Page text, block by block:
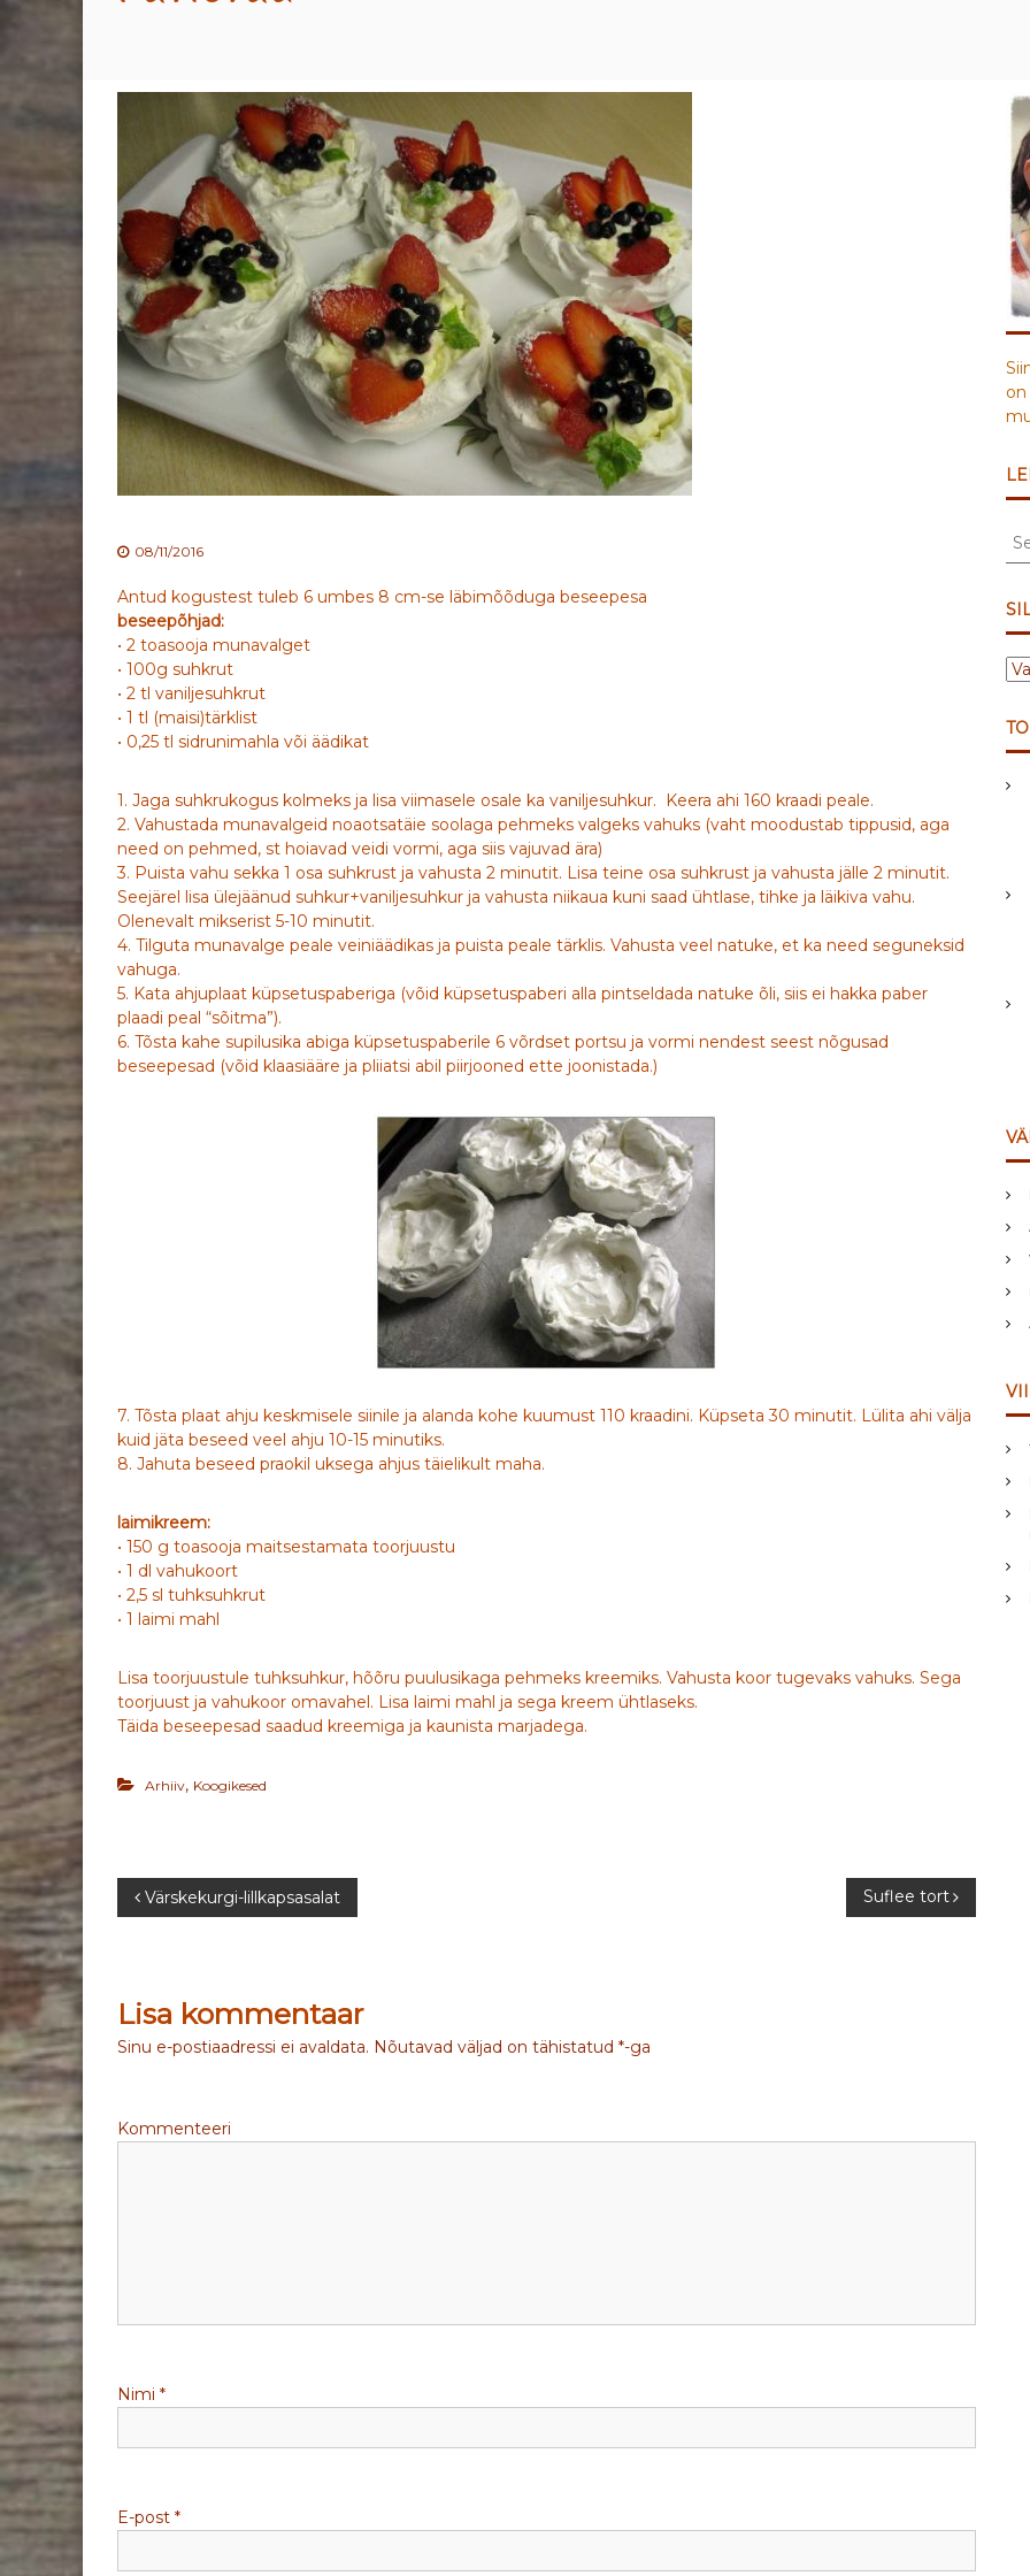
08/11/2016
Antud kogustest tuleb 6 umbes 8 cm-se läbimõõduga beseepesa
beseepõhjad:
• 2 toasooja munavalget
• 100g suhkrut
• 2 tl vaniljesuhkrut
• 1 tl (maisi)tärklist
• 0,25 tl sidrunimahla või äädikat
1. Jaga suhkrukogus kolmeks ja lisa viimasele osale ka vaniljesuhkur. Keera ahi 160 kraadi peale.
2. Vahustada munavalgeid noaotsatäie soolaga pehmeks valgeks vahuks (vaht moodustab tippusid, aga
need on pehmed, st hoiavad veidi vormi, aga siis vajuvad ära)
3. Puista vahu sekka 1 osa suhkrust ja vahusta 2 minutit. Lisa teine osa suhkrust ja vahusta jälle 2 minutit.
Seejärel lisa ülejäänud suhkur+vaniljesuhkur ja vahusta niikaua kuni saad ühtlase, tihke ja läikiva vahu.
Olenevalt mikserist 5-10 minutit.
4. Tilguta munavalge peale veiniäädikas ja puista peale tärklis. Vahusta veel natuke, et ka need seguneksid
vahuga.
5. Kata ahjuplaat küpsetuspaberiga (võid küpsetuspaberi alla pintseldada natuke õli, siis ei hakka paber
plaadi peal “sõitma”).
6. Tõsta kahe supilusika abiga küpsetuspaberile 6 võrdset portsu ja vormi nendest seest nõgusad
beseepesad (võid klaasiääre ja pliiatsi abil piirjooned ette joonistada.)
7. Tõsta plaat ahju keskmisele siinile ja alanda kohe kuumust 110 kraadini. Küpseta 30 minutit. Lülita ahi välja
kuid jäta beseed veel ahju 10-15 minutiks.
8. Jahuta beseed praokil uksega ahjus täielikult maha.
laimikreem:
• 150 g toasooja maitsestamata toorjuustu
• 1 dl vahukoort
• 2,5 sl tuhksuhkrut
• 1 laimi mahl
Lisa toorjuustule tuhksuhkur, hõõru puulusikaga pehmeks kreemiks. Vahusta koor tugevaks vahuks. Sega
toorjuust ja vahukoor omavahel. Lisa laimi mahl ja sega kreem ühtlaseks.
Täida beseepesad saadud kreemiga ja kaunista marjadega.
Arhiiv, Koogikesed
N
v
i
i
i
e
Värskekurgi-lillkapsasalat Suflee tort
Lisa kommentaar
Sinu e-postiaadressi ei avaldata. Nõutavad väljad on tähistatud *-ga
Kommenteeri
Nimi *
E-post *
S
r
c
h
f
r
:
S
L
D
D